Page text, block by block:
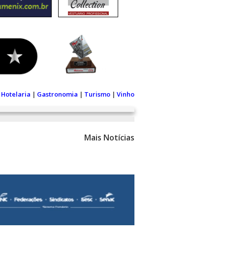
Hotelaria | Gastronomia | Turismo | Vinho
Mais Notícias